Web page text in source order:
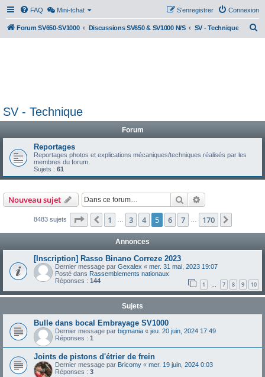
FAQ Mini-tchat Connexion
S’enregistrer
Forum SV650-SV1000 Discussions SV650 & SV1000 N/S SV - Technique
e
SV - Technique
Forum
Reportages
Reportages photos et explications mécaniques/techniques réalisés par les
membres du forum.
Sujets : 61
Nouveau sujet Rechercher
8483 sujets Page sur 170
Précédente
1 3 4 5 6 7 170
Annonces
[Inscription] Rasso Binano Correze 2023
Dernier message par Gexalex « mer. 31 mai, 2023 19:07
Posté dans Rassemblements nationaux
Réponses : 144 1 … 7 8 9 10
Sujets
Bulle dans bocal Embrayage SV1000
Dernier message par bigmania « jeu. 20 juin, 2024 17:49
Réponses : 1
Joints de pistons d'étrier de frein
Dernier message par Bricomy « mer. 19 juin, 2024 0:03
Réponses : 3